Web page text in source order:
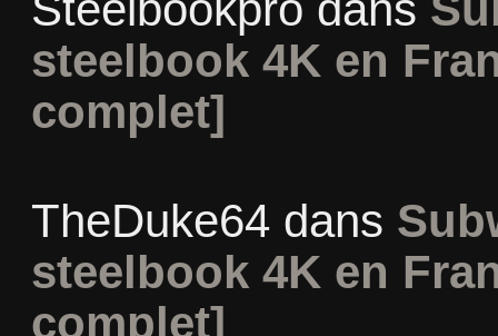
steelbook 4K en
complet]
TheDuke64dans
steelbook 4K en
complet]